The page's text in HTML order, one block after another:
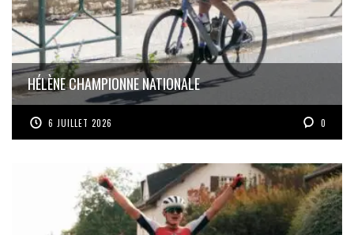
HÉLÈNE CHAMPIONNE NATIONALE
6 JUILLET 2026 0